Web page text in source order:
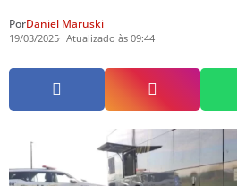
PorDaniel Maruski
19/03/2025 Atualizado às 09:44